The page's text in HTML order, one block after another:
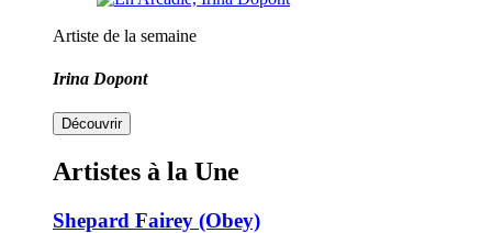
Artiste de la semaine
Irina Dopont
Découvrir
Artistes à la Une
Shepard Fairey (Obey)